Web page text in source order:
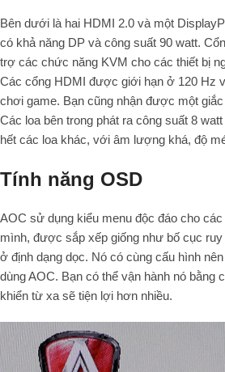
Bên dưới là hai HDMI 2.0 và một
có khả năng DP và công suất 90 watt.
trợ các chức năng KVM cho các thiết bị
Các cổng HDMI được giới hạn ở 120 Hz
chơi game. Bạn cũng nhận được một
Các loa bên trong phát ra công suất 8
hết các loa khác, với âm lượng khá, độ
Tính năng OSD
AOC sử dụng kiểu menu độc đáo cho
mình, được sắp xếp giống như bố cục
ở định dạng dọc. Nó có cùng cấu hình
dùng AOC. Bạn có thể vận hành nó bằng
khiển từ xa sẽ tiện lợi hơn nhiều.